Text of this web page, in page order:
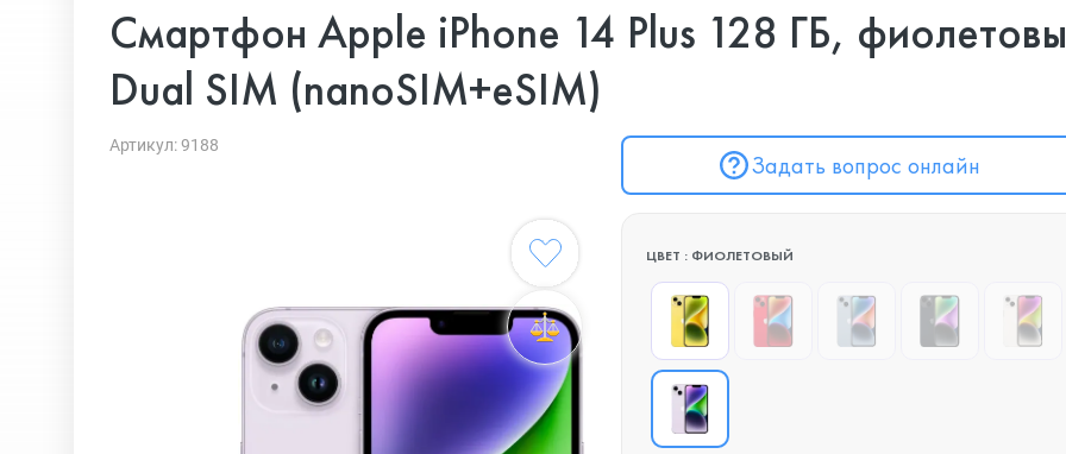
Смартфон Apple iPhone 14 Plus 128 ГБ,
Dual SIM (nanoSIM+eSIM)
Артикул: 9188
Задать вопрос онлайн
ЦВЕТ : ФИОЛЕТОВЫЙ